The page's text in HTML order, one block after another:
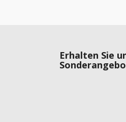
Erhalten Sie